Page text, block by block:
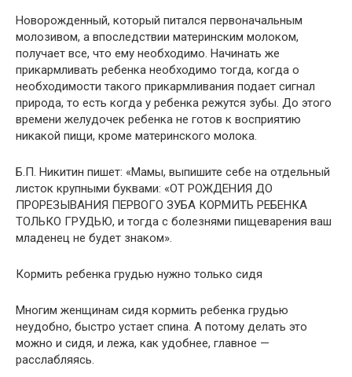
Новорожденный, который питался первоначальным
молозивом, а впоследствии материнским молоком,
получает все, что ему необходимо. Начинать же
прикармливать ребенка необходимо тогда, когда о
необходимости такого прикармливания подает сигнал
природа, то есть когда у ребенка режутся зубы. До этого
времени желудочек ребенка не готов к восприятию
никакой пищи, кроме материнского молока.
Б.П. Никитин пишет: «Мамы, выпишите себе на отдельный
листок крупными буквами: «ОТ РОЖДЕНИЯ ДО
ПРОРЕЗЫВАНИЯ ПЕРВОГО ЗУБА КОРМИТЬ РЕБЕНКА
ТОЛЬКО ГРУДЬЮ, и тогда с болезнями пищеварения ваш
младенец не будет знаком».
Кормить ребенка грудью нужно только сидя
Многим женщинам сидя кормить ребенка грудью
неудобно, быстро устает спина. А потому делать это
можно и сидя, и лежа, как удобнее, главное —
расслабляясь.